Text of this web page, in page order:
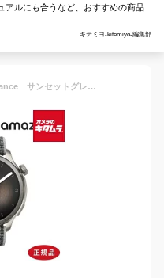
アルにも合うなど、おすすめの商品
キテミヨ-kitemiyo-編集部
AMAZFIT スマートウォッチ Balance サンセットグレー SP170065C203 【正規品】